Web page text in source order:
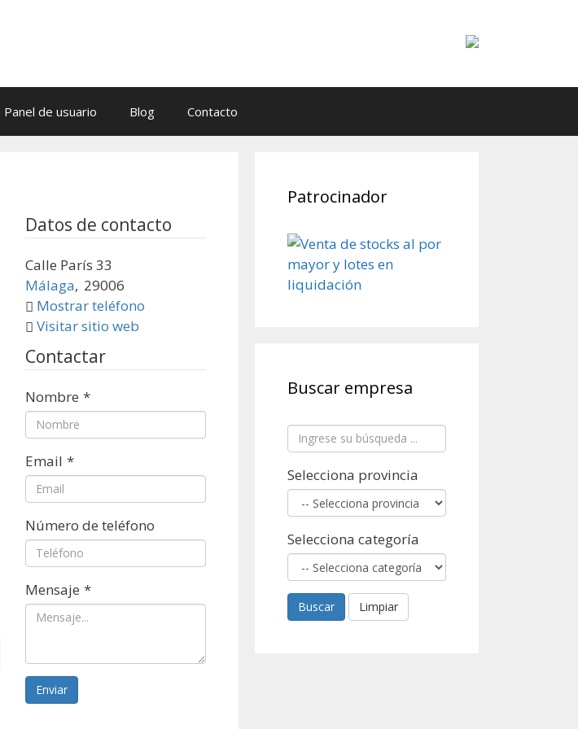
Panel de usuario Blog Contacto
Datos de contacto
Calle París 33
Málaga, 29006
Mostrar teléfono
Visitar sitio web
Contactar
Nombre *
Email *
Número de teléfono
Mensaje *
Enviar
Patrocinador
Buscar empresa
Selecciona provincia
Selecciona categoría
Buscar Limpiar